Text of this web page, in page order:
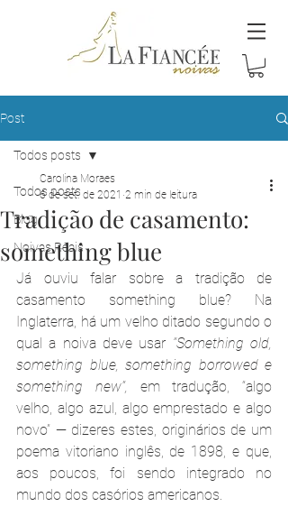
Post
Todos posts
Blog
Noivas Reais
Todos posts
Tradição de casamento:
something blue
Carolina Moraes
6 de set. de 2021 2 min de leitura
Já ouviu falar sobre a tradição de
casamento something blue? Na
Inglaterra, há um velho ditado segundo o
qual a noiva deve usar “Something old,
something blue, something borrowed e
something new”,
em tradução, “algo
velho, algo azul, algo emprestado e algo
novo” — dizeres estes, originários de um
poema vitoriano inglês, de 1898, e que,
aos poucos, foi sendo integrado no
mundo dos casórios americanos.